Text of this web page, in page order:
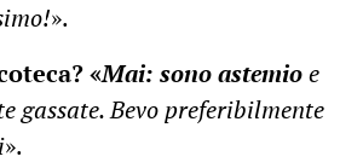
».
«Mai: sono astemioe
gassate. Bevo preferibilmente
».